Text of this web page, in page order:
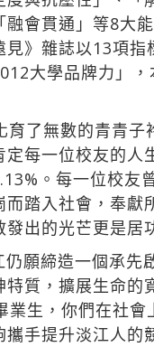
會貫通」等8大
》雜誌以13項
大學品牌力」
了無數的青青
定每一位校友的
。每一位校
踏入社會，奉
出的光芒更是居
願締造一個承
質，擴展生命
生，你們在社
手提升淡江人